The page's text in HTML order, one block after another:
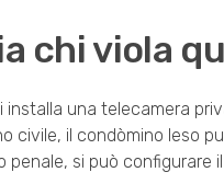
chi viola
installa una telecamera
civile, il condòmino leso
penale, si può